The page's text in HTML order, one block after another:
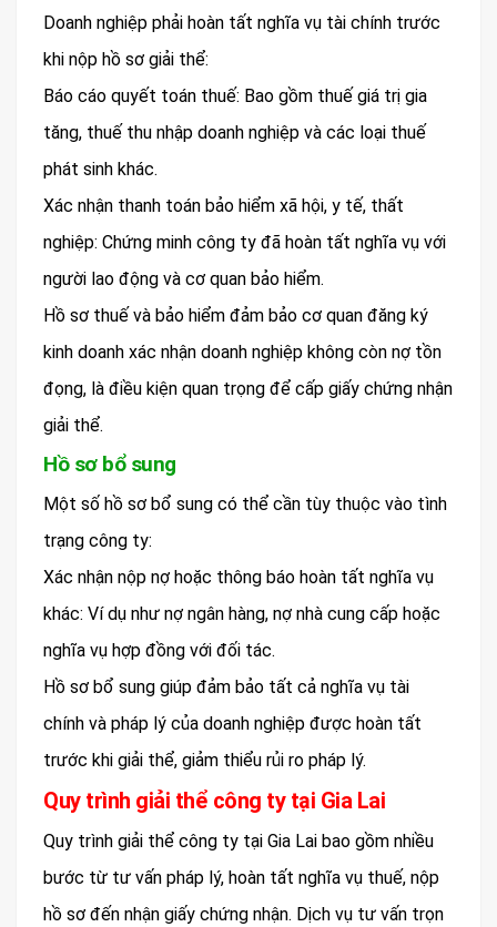
Doanh nghiệp phải hoàn tất nghĩa vụ tài chính trước
khi nộp hồ sơ giải thể:
Báo cáo quyết toán thuế: Bao gồm thuế giá trị gia
tăng, thuế thu nhập doanh nghiệp và các loại thuế
phát sinh khác.
Xác nhận thanh toán bảo hiểm xã hội, y tế, thất
nghiệp: Chứng minh công ty đã hoàn tất nghĩa vụ với
người lao động và cơ quan bảo hiểm.
Hồ sơ thuế và bảo hiểm đảm bảo cơ quan đăng ký
kinh doanh xác nhận doanh nghiệp không còn nợ tồn
đọng, là điều kiện quan trọng để cấp giấy chứng nhận
giải thể.
Hồ sơ bổ sung
Một số hồ sơ bổ sung có thể cần tùy thuộc vào tình
trạng công ty:
Xác nhận nộp nợ hoặc thông báo hoàn tất nghĩa vụ
khác: Ví dụ như nợ ngân hàng, nợ nhà cung cấp hoặc
nghĩa vụ hợp đồng với đối tác.
Hồ sơ bổ sung giúp đảm bảo tất cả nghĩa vụ tài
chính và pháp lý của doanh nghiệp được hoàn tất
trước khi giải thể, giảm thiểu rủi ro pháp lý.
Quy trình giải thể công ty tại Gia Lai
Quy trình giải thể công ty tại Gia Lai bao gồm nhiều
bước từ tư vấn pháp lý, hoàn tất nghĩa vụ thuế, nộp
hồ sơ đến nhận giấy chứng nhận. Dịch vụ tư vấn trọn